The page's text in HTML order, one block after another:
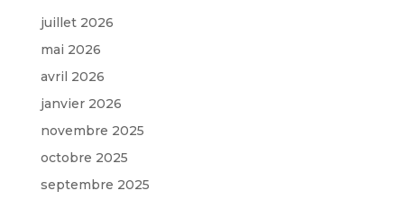
juillet 2026
mai 2026
avril 2026
janvier 2026
novembre 2025
octobre 2025
septembre 2025